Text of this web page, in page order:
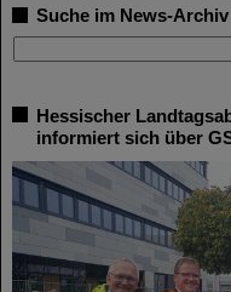
Suche im News-Archiv
Hessischer
informiert sich über